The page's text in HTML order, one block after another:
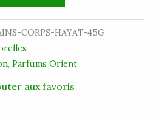
CORPS-HAYAT-45G
, Parfums Orient
aux favoris